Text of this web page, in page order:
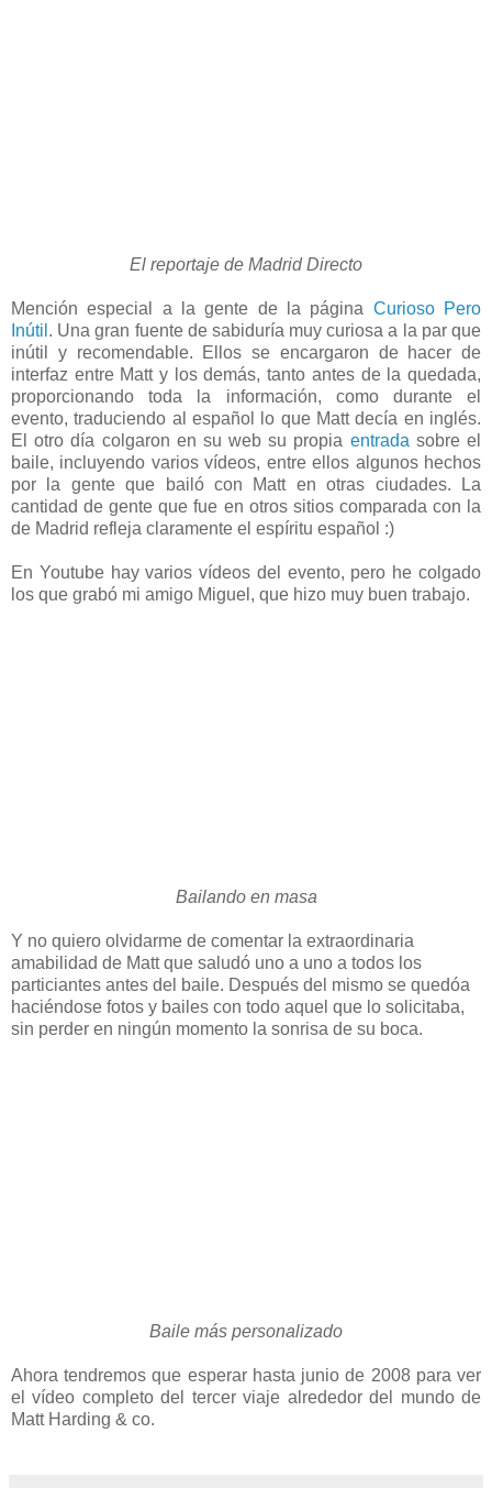
El reportaje de Madrid Directo
Mención especial a la gente de la página Curioso Pero
Inútil . Una gran fuente de sabiduría muy curiosa a la par que
inútil y recomendable. Ellos se encargaron de hacer de
interfaz entre Matt y los demás, tanto antes de la quedada,
proporcionando toda la información, como durante el
evento, traduciendo al español lo que Matt decía en inglés.
El otro día colgaron en su web su propia entrada sobre el
baile, incluyendo varios vídeos, entre ellos algunos hechos
por la gente que bailó con Matt en otras ciudades. La
cantidad de gente que fue en otros sitios comparada con la
de Madrid refleja claramente el espíritu español :)
En Youtube hay varios vídeos del evento, pero he colgado
los que grabó mi amigo Miguel, que hizo muy buen trabajo.
Bailando en masa
Y no quiero olvidarme de comentar la extraordinaria
amabilidad de Matt que saludó uno a uno a todos los
particiantes antes del baile. Después del mismo se quedóa
haciéndose fotos y bailes con todo aquel que lo solicitaba,
sin perder en ningún momento la sonrisa de su boca.
Baile más personalizado
Ahora tendremos que esperar hasta junio de 2008 para ver
el vídeo completo del tercer viaje alrededor del mundo de
Matt Harding & co.